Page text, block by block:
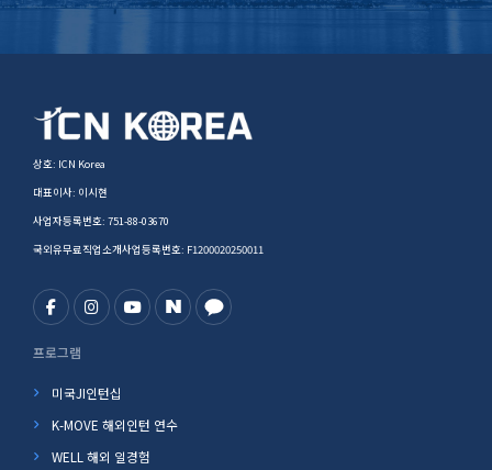
상호: ICN Korea
대표이사: 이시현
사업자등록번호: 751-88-03670
국외유무료직업소개사업등록번호: F1200020250011
프로그램
미국JI인턴십
K-MOVE 해외인턴 연수
WELL 해외 일경험